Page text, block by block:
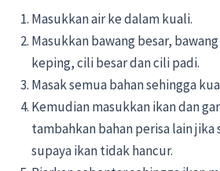
Masukkan air ke dalam kuali.
Masukkan bawang besar,
keping, cili besar dan cili padi.
Masak semua bahan sehingga
Kemudian masukkan ikan dan
tambahkan bahan perisa lain jika
supaya ikan tidak hancur.